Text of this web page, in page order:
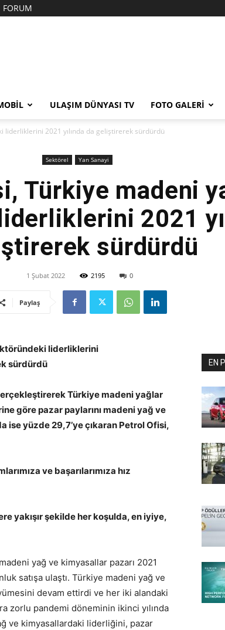
FORUM
ULAŞIM DÜNYASI TV FOTO GALERI
2021 yılında da geliştirerek sürdürdü
Sektörel Yan Sanayi
Türkiye madeni
2021
sürdürdü
1 Şubat 2022 2195 0
Paylaş
liderliklerini
sürdürdü
Türkiye madeni yağlar
göre pazar paylarını madeni yağ ve
ise yüzde 29,7’ye çıkaran Petrol Ofisi,
ve başarılarımıza hız
yakışır şekilde her koşulda, en iyiye,
yağ ve kimyasallar pazarı 2021
satışa ulaştı. Türkiye madeni yağ ve
devam ettirdi ve her iki alandaki
zorlu pandemi döneminin ikinci yılında
ve kimyasallardaki liderliğini, pazar
EN